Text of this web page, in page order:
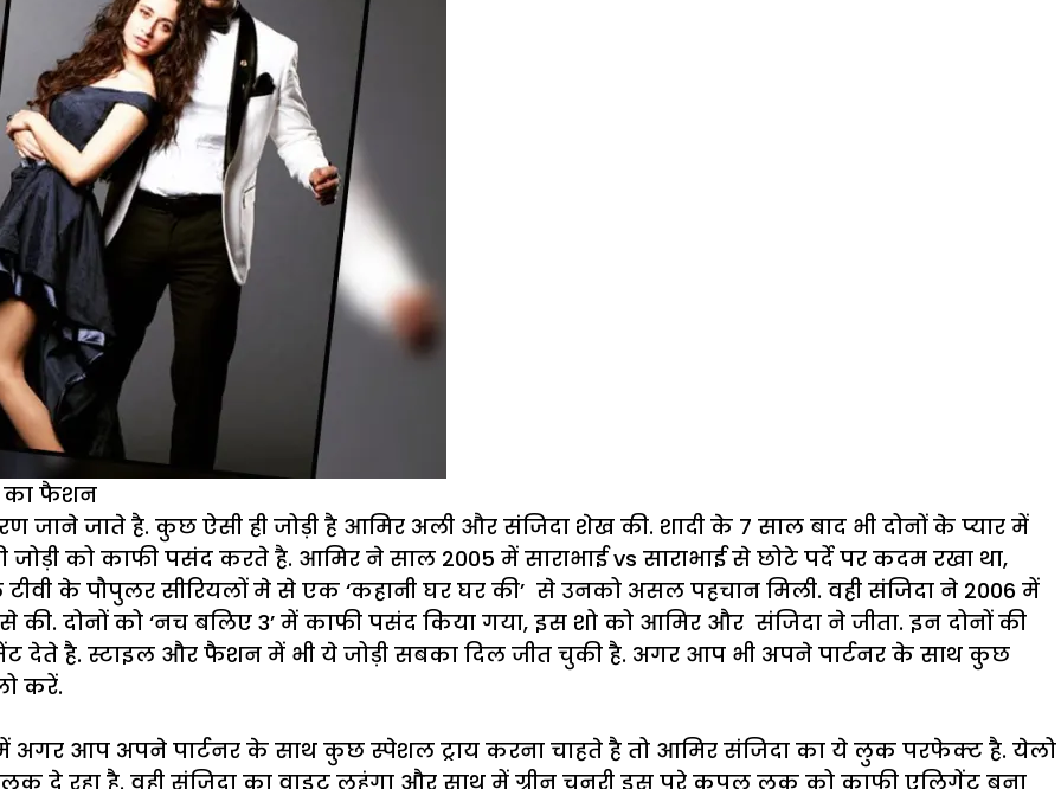
का फैशन
जाने जाते है. कुछ ऐसी ही जोड़ी है आमिर अली और संजिदा शेख की. शादी के 7 साल बाद भी दोनों के प्यार में
को काफी पसंद करते है. आमिर ने साल 2005 में साराभाई vs साराभाई से छोटे पर्दे पर कदम रखा था,
के पौपुलर सीरियलों मे से एक ‘कहानी घर घर की’ से उनको असल पहचान मिली. वही संजिदा ने 2006 में
की. दोनों को ‘नच बलिए 3’ में काफी पसंद किया गया, इस शो को आमिर और संजिदा ने जीता. इन दोनों की
देते है. स्टाइल और फैशन में भी ये जोड़ी सबका दिल जीत चुकी है. अगर आप भी अपने पार्टनर के साथ कुछ
करें.
आप अपने पार्टनर के साथ कुछ स्पेशल ट्राय करना चाहते है तो आमिर संजिदा का ये लुक परफेक्ट है. येलो
दे रहा है. वही संजिदा का वाइट लहंगा और साथ में ग्रीन चुनरी इस पूरे कपल लुक को काफी एलिगेंट बना